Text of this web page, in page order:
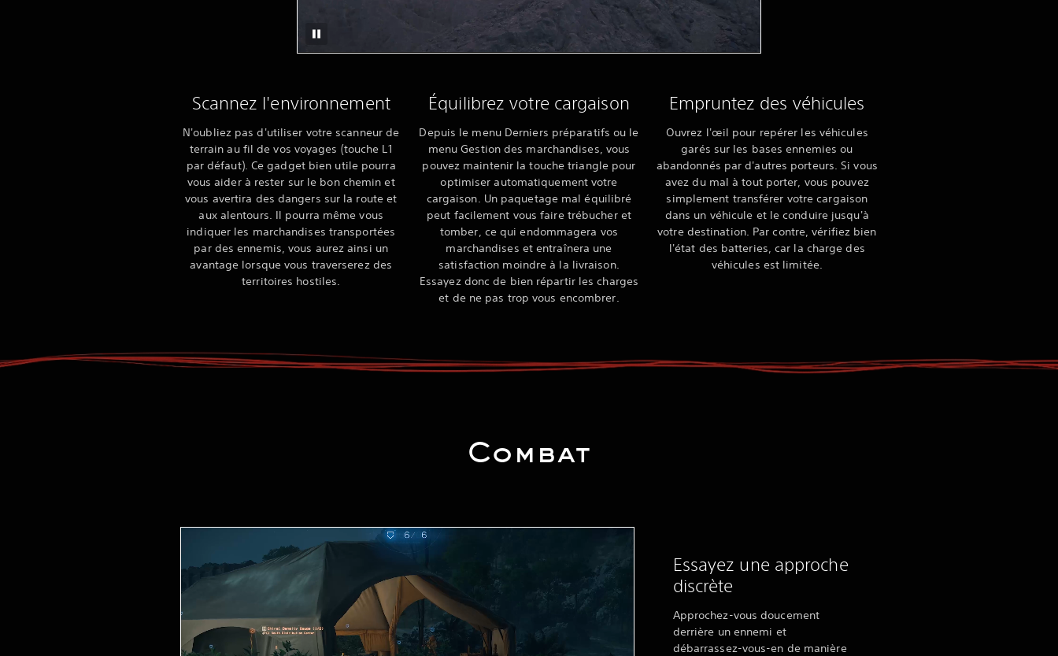
Scannez l'environnement
N'oubliez pas d'utiliser votre scanneur de
terrain au fil de vos voyages (touche L1
par défaut). Ce gadget bien utile pourra
vous aider à rester sur le bon chemin et
vous avertira des dangers sur la route et
aux alentours. Il pourra même vous
indiquer les marchandises transportées
par des ennemis, vous aurez ainsi un
avantage lorsque vous traverserez des
territoires hostiles.
Équilibrez votre cargaison
Depuis le menu Derniers préparatifs ou le
menu Gestion des marchandises, vous
pouvez maintenir la touche triangle pour
optimiser automatiquement votre
cargaison. Un paquetage mal équilibré
peut facilement vous faire trébucher et
tomber, ce qui endommagera vos
marchandises et entraînera une
satisfaction moindre à la livraison.
Essayez donc de bien répartir les charges
et de ne pas trop vous encombrer.
Empruntez des véhicules
Ouvrez l'œil pour repérer les véhicules
garés sur les bases ennemies ou
abandonnés par d'autres porteurs. Si vous
avez du mal à tout porter, vous pouvez
simplement transférer votre cargaison
dans un véhicule et le conduire jusqu'à
votre destination. Par contre, vérifiez bien
l'état des batteries, car la charge des
véhicules est limitée.
Combat
Essayez une approche
discrète
Approchez-vous doucement
derrière un ennemi et
débarrassez-vous-en de manière